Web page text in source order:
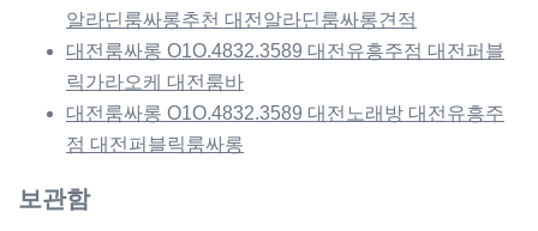
알라딘룸싸롱추천 대전알라딘룸싸롱견적
대전룸싸롱 O1O.4832.3589 대전유흥주점 대전퍼블
릭가라오케 대전룸바
대전룸싸롱 O1O.4832.3589 대전노래방 대전유흥주
점 대전퍼블릭룸싸롱
보관함